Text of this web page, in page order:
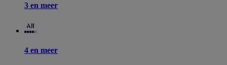
3 en meer
4 en meer